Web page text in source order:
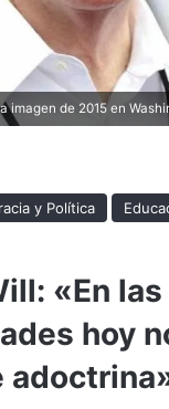
imagen de 2015 en
y Política
«En las
hoy